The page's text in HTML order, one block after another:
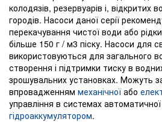
колодязів, резервуарів і, відкритих
городів. Насоси даної серії
перекачування чистої води або
більше 150 г / м3 піску. Насоси для
використовуються для загального
створення і підтримки тиску в
зрошувальних установках. Можуть
впровадженням механічної або
управління в системах
гідроаккумулятором.